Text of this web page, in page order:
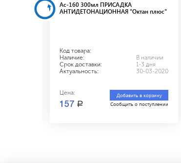
Ас-160 300мл ПРИСАДКА
АНТИДЕТОНАЦИОННАЯ "Октан плюс"
Код товара:
Наличие:
В наличии
Срок доставки:
1-3 дня
Актуальность:
30-03-2020
Цена:
157 a
Добавить в корзину
Сообщить о поступлении